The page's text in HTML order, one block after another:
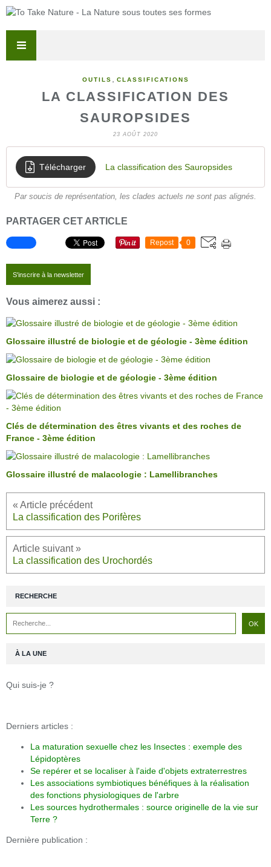
OUTILS CLASSIFICATIONS
LA CLASSIFICATION DES
SAUROPSIDES
23 AOÛT 2020
Télécharger La classification des Sauropsides
Par soucis de représentation, les clades actuels ne sont pas alignés.
PARTAGER CET ARTICLE
Repost 0
S'inscrire à la newsletter
Vous aimerez aussi :
Glossaire illustré de biologie et de géologie - 3ème édition
Glossaire de biologie et de géologie - 3ème édition
Clés de détermination des êtres vivants et des roches de
France - 3ème édition
Glossaire illustré de malacologie : Lamellibranches
La classification des Porifères
La classification des Urochordés
RECHERCHE
À LA UNE
Qui suis-je ?
Derniers articles :
La maturation sexuelle chez les Insectes : exemple des
Lépidoptères
Se repérer et se localiser à l'aide d'objets extraterrestres
Les associations symbiotiques bénéfiques à la réalisation
des fonctions physiologiques de l'arbre
Les sources hydrothermales : source originelle de la vie sur
Terre ?
Dernière publication :